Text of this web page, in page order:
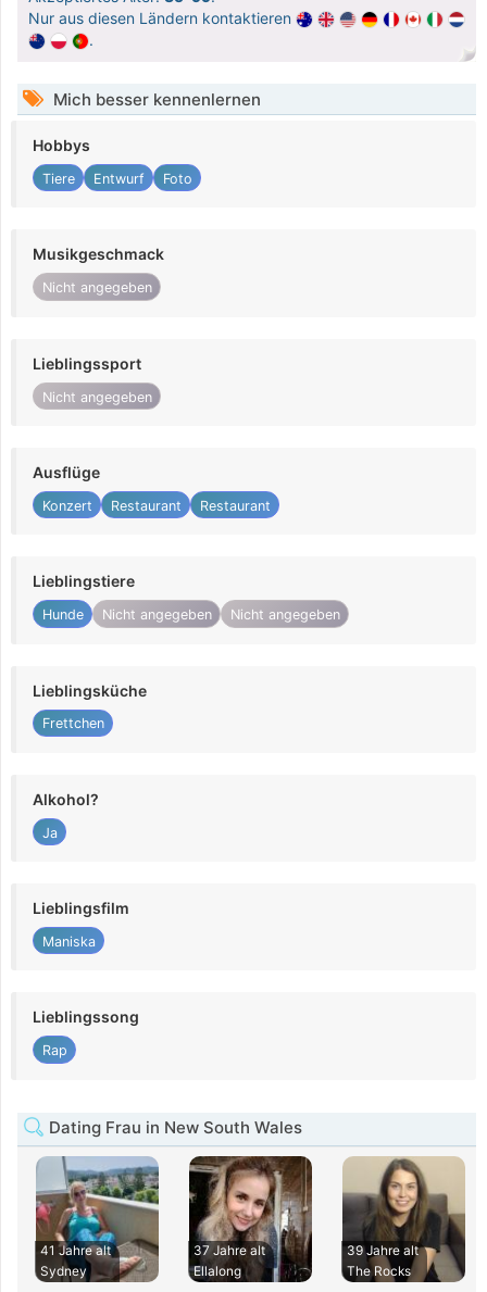
Nur aus diesen Ländern kontaktieren
.
Mich besser kennenlernen
Hobbys
Tiere Entwurf Foto
Musikgeschmack
Nicht angegeben
Lieblingssport
Nicht angegeben
Ausflüge
Konzert Restaurant Restaurant
Lieblingstiere
Hunde Nicht angegeben Nicht angegeben
Lieblingsküche
Frettchen
Alkohol?
Ja
Lieblingsfilm
Maniska
Lieblingssong
Rap
Dating Frau in New South Wales
41 Jahre alt
Sydney
37 Jahre alt
Ellalong
39 Jahre alt
The Rocks